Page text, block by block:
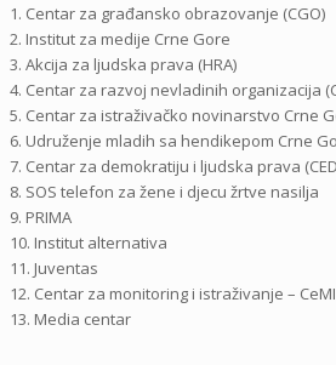
1. Centar za građansko obrazovanje (CGO)
2. Institut za medije Crne Gore
3. Akcija za ljudska prava (HRA)
4. Centar za razvoj nevladinih organizacija
5. Centar za istraživačko novinarstvo Crne
6. Udruženje mladih sa hendikepom Crne
7. Centar za demokratiju i ljudska prava
8. SOS telefon za žene i djecu žrtve nasilja
9. PRIMA
10. Institut alternativa
11. Juventas
12. Centar za monitoring i istraživanje – CeMI
13. Media centar